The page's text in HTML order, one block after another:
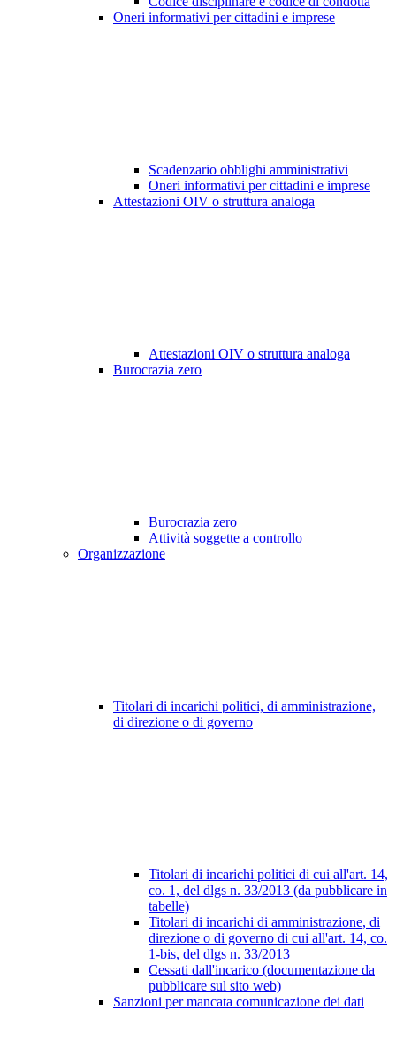
Oneri informativi per cittadini e imprese
Scadenzario obblighi amministrativi
Oneri informativi per cittadini e imprese
Attestazioni OIV o struttura analoga
Attestazioni OIV o struttura analoga
Burocrazia zero
Burocrazia zero
Attività soggette a controllo
Organizzazione
Titolari di incarichi politici, di amministrazione,
di direzione o di governo
Titolari di incarichi politici di cui all'art. 14,
co. 1, del dlgs n. 33/2013 (da pubblicare in
tabelle)
Titolari di incarichi di amministrazione, di
direzione o di governo di cui all'art. 14, co.
1-bis, del dlgs n. 33/2013
Cessati dall'incarico (documentazione da
pubblicare sul sito web)
Sanzioni per mancata comunicazione dei dati